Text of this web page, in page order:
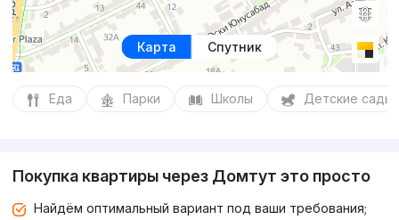
Карта Спутник
Еда Парки Школы Детские сады
Покупка квартиры через Домтут это просто
Найдём оптимальный вариант под ваши требования;